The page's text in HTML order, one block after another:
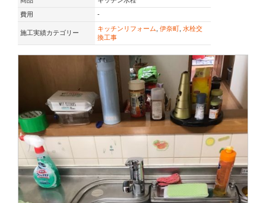
費用
-
施工実績カテゴリー
キッチンリフォーム, 伊奈町, 水栓交
換工事